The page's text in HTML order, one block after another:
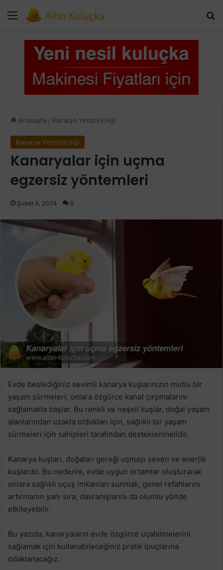
Menü
Anasayfa / Kanarya Yetiştiriciliği
Kanarya Yetiştiriciliği
Kanaryalar için uçma
egzersiz yöntemleri
Şubat 4, 2024 0
Evde beslediğiniz sevimli kanarya kuşlarınızın mutlu bir
yaşam sürmeleri, onlara özgürce kanat çırpmalarını
sağlamakla başlar. Bu renkli ve neşeli kuşlar, doğal yaşam
alanlarından uzakta oldukları için, sağlıklı bir yaşam
sürmeleri için sahipleri tarafından desteklenmelidir.
Kanarya kuşları, doğaları gereği uçmayı seven ve enerjik
kuşlardır. Bu nedenle, evde uygun ortamlar oluşturarak
onlara sağlıklı uçuş imkanları sunmak, genel refahlarını
artırmanın yanı sıra, davranışlarını da olumlu yönde
etkileyebilir.
Bu yazıda, kanaryaların evde özgürce uçabilmelerini
sağlamak için kullanabileceğiniz pratik ipuçlarına
odaklanacağız.